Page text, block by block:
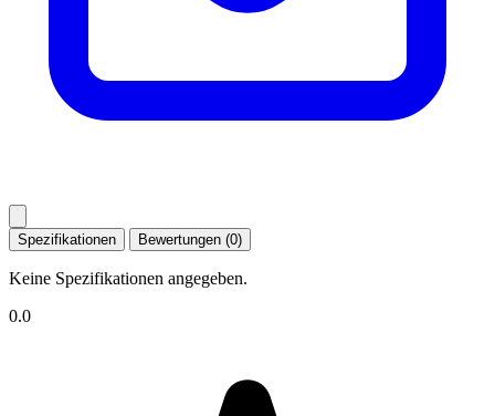
Spezifikationen Bewertungen (0)
Keine Spezifikationen angegeben.
0.0